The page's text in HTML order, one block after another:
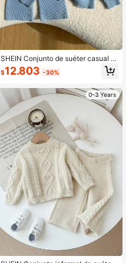
SHEIN Conjunto de suéter casual d
e punto de manga raglán y cuello re
dondo de unicolor para bebé niña
$12.803 -30%
0-3 Years